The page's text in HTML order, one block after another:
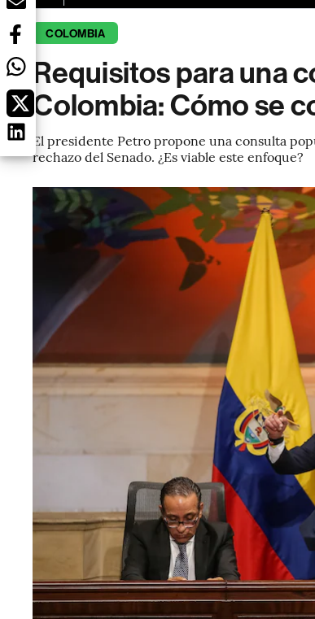
COLOMBIA
Requisitos para una
Colombia: Cómo se
El presidente Petro propone una consulta
rechazo del Senado. ¿Es viable este enfoque?